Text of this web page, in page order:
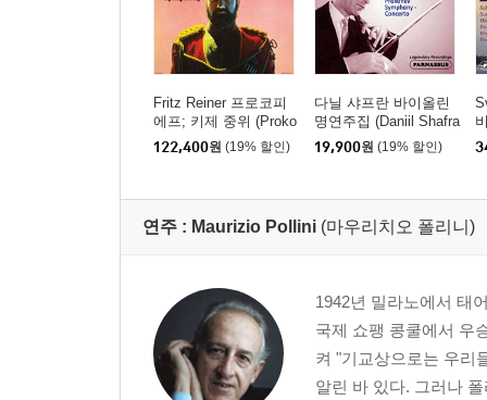
Fritz Reiner 프로코피
에프; 키제 중위 (Proko
fiev: Lieutenant Kije /
Stravinsky: Song Of T
122,400원 (19% 할인)
다닐 샤프란 바이올린
명연주집 (Daniil Shafra
n More Cello Masterwo
19,900원 (19% 할인)
연주 : Maurizio Pollini (마우리치오 폴리니)
1942년 밀라노에서 태
국제 쇼팽 콩쿨에서 우
켜 "기교상으로는 우리
알린 바 있다. 그러나